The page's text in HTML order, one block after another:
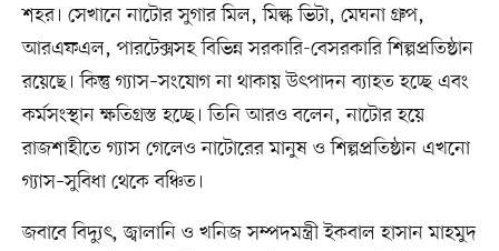
শহর। সেখানে নাটোর সুগার মিল, মিল্ক ভিটা, মেঘনা গ্রুপ,
আরএফএল, পারটেক্সসহ বিভিন্ন সরকারি-বেসরকারি শিল্পপ্রতিষ্ঠান
রয়েছে। কিন্তু গ্যাস–সংযোগ না থাকায় উৎপাদন ব্যাহত হচ্ছে এবং
কর্মসংস্থান ক্ষতিগ্রস্ত হচ্ছে। তিনি আরও বলেন, নাটোর হয়ে
রাজশাহীতে গ্যাস গেলেও নাটোরের মানুষ ও শিল্পপ্রতিষ্ঠান এখনো
গ্যাস–সুবিধা থেকে বঞ্চিত।
জবাবে বিদ্যুৎ, জ্বালানি ও খনিজ সম্পদমন্ত্রী ইকবাল হাসান মাহমুদ